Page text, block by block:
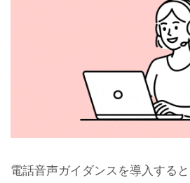
電話音声ガイダンスを導入する